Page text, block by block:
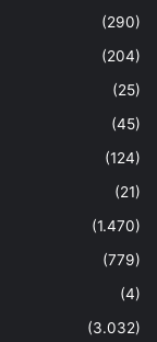
(290)
(204)
(25)
(45)
(124)
(21)
(1.470)
(779)
(4)
(3.032)